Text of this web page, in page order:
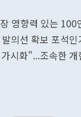
영향력 있는 100
의선 확보 포석인
시화"...조속한 개